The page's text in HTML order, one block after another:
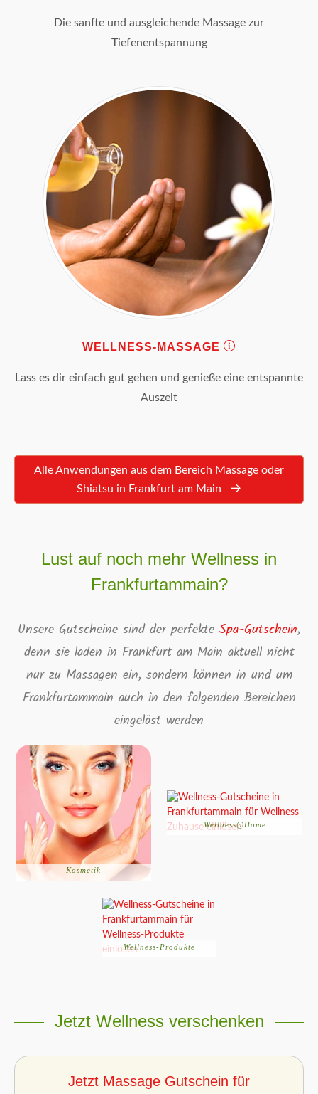
Die sanfte und ausgleichende Massage zur
Tiefenentspannung
WELLNESS-MASSAGE
Lass es dir einfach gut gehen und genieße eine entspannte
Auszeit
Alle Anwendungen aus dem Bereich Massage oder
Shiatsu in Frankfurt am Main
Lust auf noch mehr Wellness in
Frankfurtammain?
Unsere Gutscheine sind der perfekte Spa-Gutschein,
denn sie laden in Frankfurt am Main aktuell nicht
nur zu Massagen ein, sondern können in und um
Frankfurtammain auch in den folgenden Bereichen
eingelöst werden
Kosmetik
Wellness@Home
Wellness-Produkte
Jetzt Wellness verschenken
Jetzt Massage Gutschein für